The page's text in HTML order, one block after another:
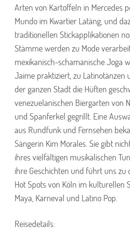
Arten von Kartoffeln in Mercedes
Mundo im Kwartier Latäng, und
traditionellen Stickapplikationen
Stämme werden zu Mode
mexikanisch-schamanische Joga
Jaime praktiziert, zu Latinotänzen
der ganzen Stadt die Hüften
venezuelanischen Biergarten von
und Spanferkel gegrillt. Eine
aus Rundfunk und Fernsehen
Sängerin Kim Morales. Sie gibt
ihres vielfältigen musikalischen
ihre Geschichten und führt uns zu
Hot Spots von Köln im kulturellen
Maya, Karneval und Latino Pop.
Reisedetails: